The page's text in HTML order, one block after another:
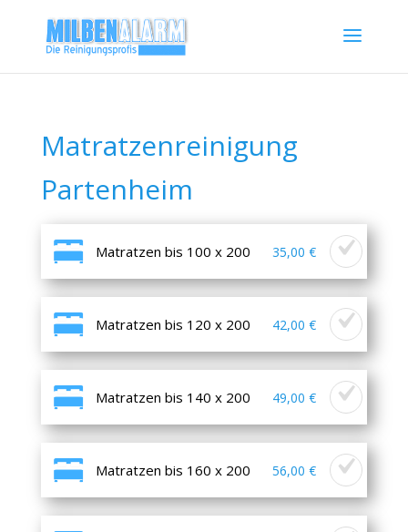
Matratzenreinigung
Partenheim
Matratzen bis 100 x 200 35,00 €
Matratzen bis 120 x 200 42,00 €
Matratzen bis 140 x 200 49,00 €
Matratzen bis 160 x 200 56,00 €